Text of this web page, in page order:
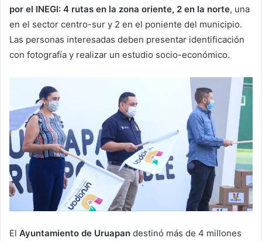
por el INEGI: 4 rutas en la zona oriente, 2 en la norte, una
en el sector centro-sur y 2 en el poniente del municipio.
Las personas interesadas deben presentar identificación
con fotografía y realizar un estudio socio-económico.
El Ayuntamiento de Uruapan destinó más de 4 millones